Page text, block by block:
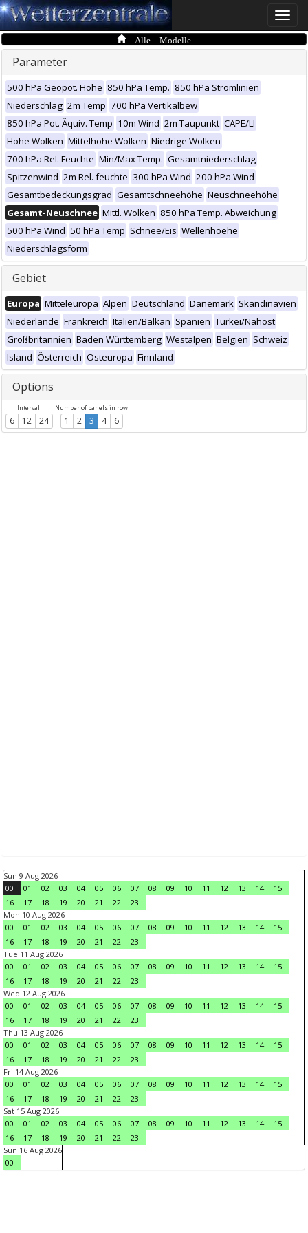
Toggle
Alle Modelle
Parameter
500 hPa Geopot. Höhe 850 hPa Temp. 850 hPa Stromlinien
Niederschlag 2m Temp 700 hPa Vertikalbew
850 hPa Pot. Äquiv. Temp 10m Wind 2m Taupunkt CAPE/LI
Hohe Wolken Mittelhohe Wolken Niedrige Wolken
700 hPa Rel. Feuchte Min/Max Temp. Gesamtniederschlag
Spitzenwind 2m Rel. feuchte 300 hPa Wind 200 hPa Wind
Gesamtbedeckungsgrad Gesamtschneehöhe Neuschneehöhe
Gesamt-Neuschnee Mittl. Wolken 850 hPa Temp. Abweichung
500 hPa Wind 50 hPa Temp Schnee/Eis Wellenhoehe
Niederschlagsform
Gebiet
Europa Mitteleuropa Alpen Deutschland Dänemark Skandinavien
Niederlande Frankreich Italien/Balkan Spanien Türkei/Nahost
Großbritannien Baden Württemberg Westalpen Belgien Schweiz
Island Österreich Osteuropa Finnland
Options
Intervall
6 12 24
Number of panels in row
1 2 3 4 6
Sun 9 Aug 2026
00
01 02 03 04 05 06 07 08 09 10 11 12 13 14
15
16
17 18 19 20 21 22
23
Mon 10 Aug 2026
00
01 02 03 04 05 06 07 08 09 10 11 12 13 14
15
16
17 18 19 20 21 22
23
Tue 11 Aug 2026
00
01 02 03 04 05 06 07 08 09 10 11 12 13 14
15
16
17 18 19 20 21 22
23
Wed 12 Aug 2026
00
01 02 03 04 05 06 07 08 09 10 11 12 13 14
15
16
17 18 19 20 21 22
23
Thu 13 Aug 2026
00
01 02 03 04 05 06 07 08 09 10 11 12 13 14
15
16
17 18 19 20 21 22
23
Fri 14 Aug 2026
00
01 02 03 04 05 06 07 08 09 10 11 12 13 14
15
16
17 18 19 20 21 22
23
Sat 15 Aug 2026
00
01 02 03 04 05 06 07 08 09 10 11 12 13 14
15
16
17 18 19 20 21 22
23
Sun 16 Aug 2026
00